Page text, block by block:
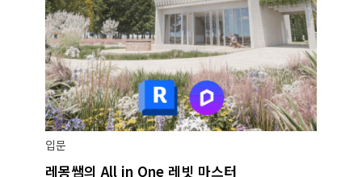
입문
레몽쌤의 All in One 레빗 마스터